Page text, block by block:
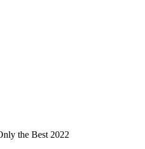
the Best 2022